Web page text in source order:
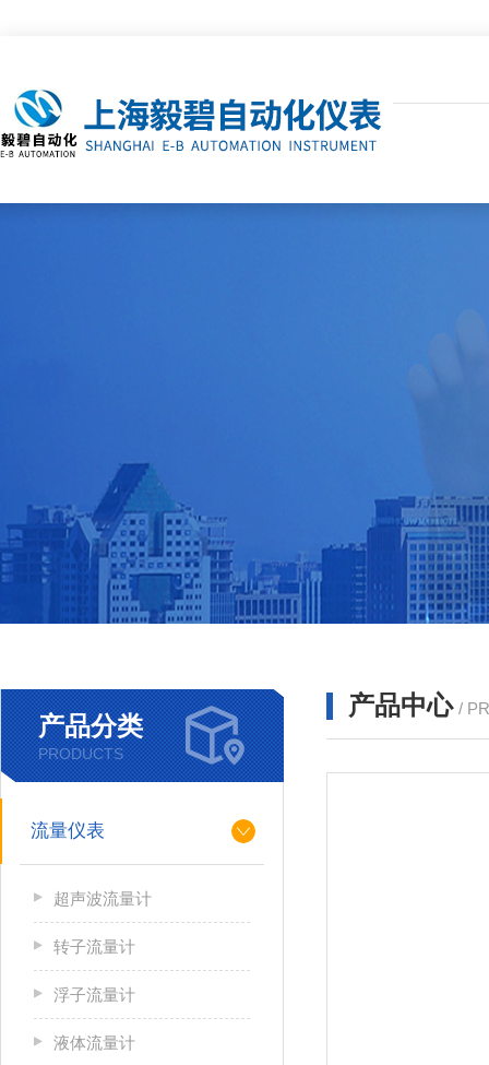
产品分类
PRODUCTS
流量仪表
超声波流量计
转子流量计
浮子流量计
液体流量计
产品中心 /